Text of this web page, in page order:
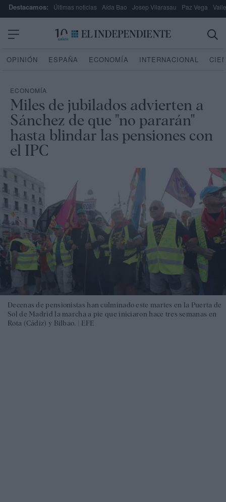
Destacamos: Últimas noticias Aída Bao Josep Vilarasau Paz Vega
OPINIÓN ESPAÑA ECONOMÍA INTERNACIONAL
ECONOMÍA
Miles de jubilados advierten a
Sánchez de que "no pararán"
hasta blindar las pensiones con
el IPC
Decenas de pensionistas han culminado este martes en la Puerta de
Sol de Madrid la marcha a pie que iniciaron hace tres semanas en
Rota (Cádiz) y Bilbao. | EFE